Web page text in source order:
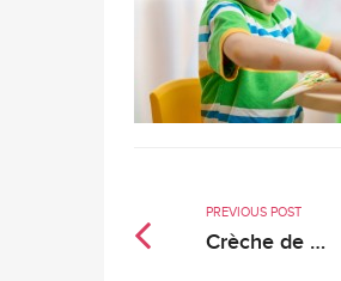
PREVIOUS POST
Crèche de …